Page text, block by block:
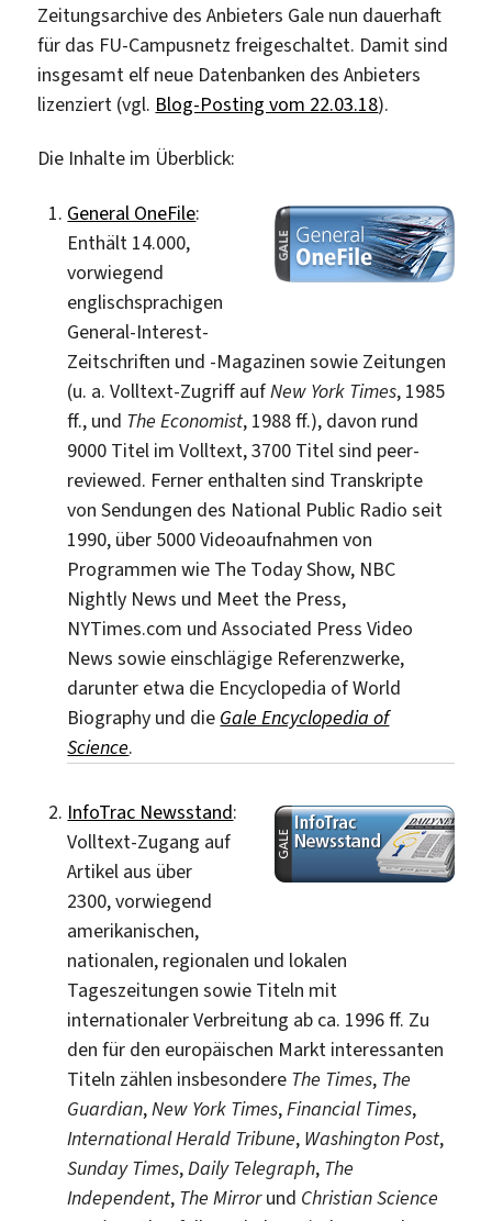
Zeitungsarchive des Anbieters Gale nun dauerhaft
für das FU-Campusnetz freigeschaltet. Damit sind
insgesamt elf neue Datenbanken des Anbieters
lizenziert (vgl. Blog-Posting vom 22.03.18).
Die Inhalte im Überblick:
General OneFile:
Enthält 14.000,
vorwiegend
englischsprachigen
General-Interest-
Zeitschriften und -Magazinen sowie Zeitungen
(u. a. Volltext-Zugriff aufNew York Times, 1985
ff., und The Economist, 1988 ff.), davon rund
9000 Titel im Volltext, 3700 Titel sind peer-
reviewed. Ferner enthalten sind Transkripte
von Sendungen des National Public Radio seit
1990, über 5000 Videoaufnahmen von
Programmen wie The Today Show, NBC
Nightly News und Meet the Press,
NYTimes.com und Associated Press Video
News sowie einschlägige Referenzwerke,
darunter etwa die Encyclopedia of World
Biography und die Gale Encyclopedia of
Science.
InfoTrac Newsstand:
Volltext-Zugang auf
Artikel aus über
2300, vorwiegend
amerikanischen,
nationalen, regionalen und lokalen
Tageszeitungen sowie Titeln mit
internationaler Verbreitung ab ca. 1996 ff. Zu
den für den europäischen Markt interessanten
Titeln zählen insbesondere The Times, The
Guardian,New York Times,Financial Times,
International Herald Tribune, Washington Post,
Sunday Times,Daily Telegraph, The
Independent, The Mirrorund Christian Science